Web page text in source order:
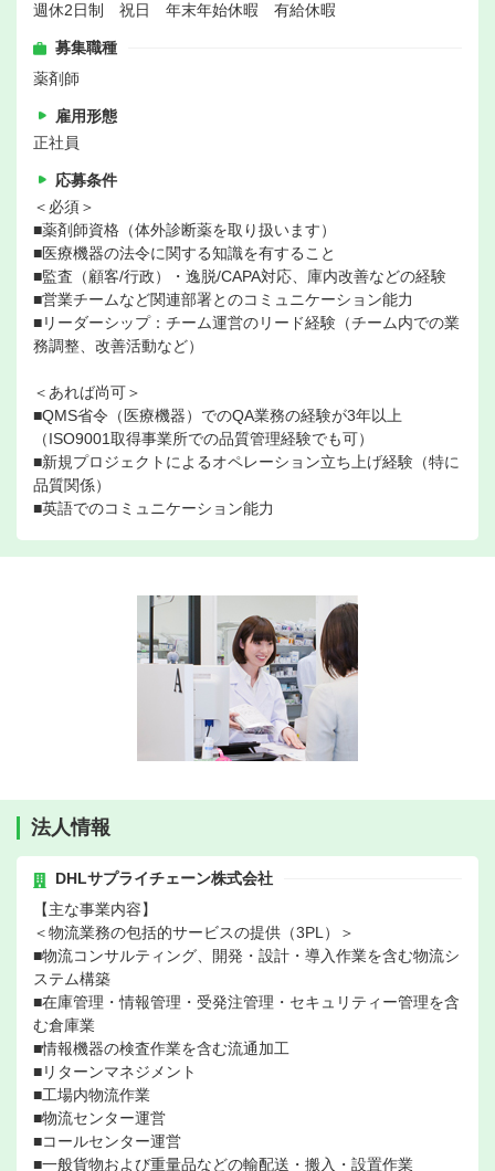
週休2日制 祝日 年末年始休暇 有給休暇
募集職種
薬剤師
雇用形態
正社員
応募条件
＜必須＞
■薬剤師資格（体外診断薬を取り扱います）
■医療機器の法令に関する知識を有すること
■監査（顧客/行政）・逸脱/CAPA対応、庫内改善などの経験
■営業チームなど関連部署とのコミュニケーション能力
■リーダーシップ：チーム運営のリード経験（チーム内での業
務調整、改善活動など）
＜あれば尚可＞
■QMS省令（医療機器）でのQA業務の経験が3年以上
（ISO9001取得事業所での品質管理経験でも可）
■新規プロジェクトによるオペレーション立ち上げ経験（特に
品質関係）
■英語でのコミュニケーション能力
法人情報
DHLサプライチェーン株式会社
【主な事業内容】
＜物流業務の包括的サービスの提供（3PL）＞
■物流コンサルティング、開発・設計・導入作業を含む物流シ
ステム構築
■在庫管理・情報管理・受発注管理・セキュリティー管理を含
む倉庫業
■情報機器の検査作業を含む流通加工
■リターンマネジメント
■工場内物流作業
■物流センター運営
■コールセンター運営
■一般貨物および重量品などの輸配送・搬入・設置作業